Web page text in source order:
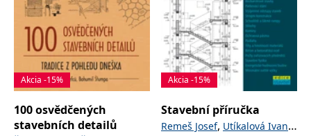
Akcia -15%
100 osvědčených
stavebních detailů
Akcia -15%
Stavební příručka
Remeš Josef, Utíkalová Ivana,